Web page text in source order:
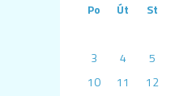
Po Út St
3
4 5
10
11 12